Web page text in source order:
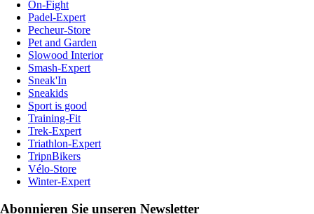
On-Fight
Padel-Expert
Pecheur-Store
Pet and Garden
Slowood Interior
Smash-Expert
Sneak'In
Sneakids
Sport is good
Training-Fit
Trek-Expert
Triathlon-Expert
TripnBikers
Vélo-Store
Winter-Expert
Abonnieren Sie unseren Newsletter